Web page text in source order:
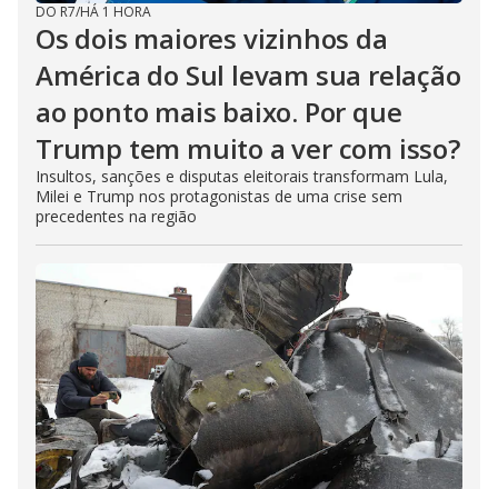
DO R7/HÁ 1 HORA
Os dois maiores vizinhos da
América do Sul levam sua relação
ao ponto mais baixo. Por que
Trump tem muito a ver com isso?
Insultos, sanções e disputas eleitorais transformam Lula,
Milei e Trump nos protagonistas de uma crise sem
precedentes na região